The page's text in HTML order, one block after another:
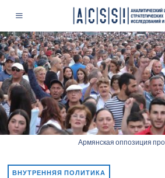
Армянская оппозиция
ВНУТРЕННЯЯ ПОЛИТИКА